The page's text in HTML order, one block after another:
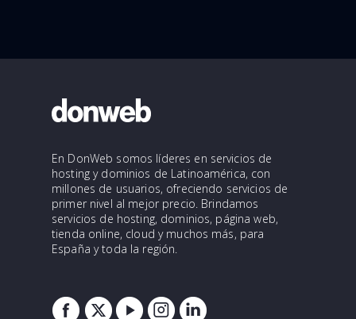
En DonWeb somos líderes en servicios de
hosting y dominios de Latinoamérica, con
millones de usuarios, ofreciendo servicios de
primer nivel al mejor precio. Brindamos
servicios de hosting, dominios, página web,
tienda online, cloud y muchos más, para
España y toda la región.